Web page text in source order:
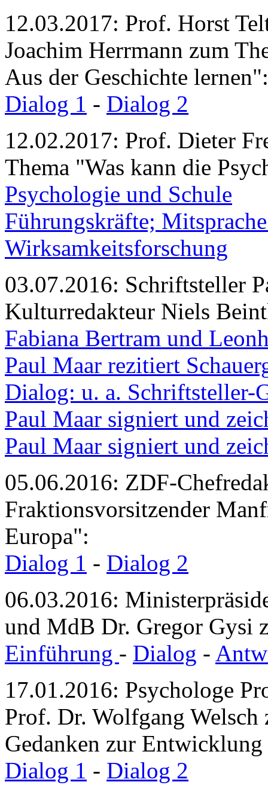
12.03.2017: Prof. Horst
Joachim Herrmann zum
Aus der Geschichte lernen":
Dialog 1 - Dialog 2
12.02.2017: Prof. Dieter
Thema "Was kann die
Psychologie und Schule
Führungskräfte;
Wirksamkeitsforschung
03.07.2016: Schriftsteller
Kulturredakteur Niels
Fabiana Bertram und
Paul Maar rezitiert
Dialog: u. a. Schriftsteller-
Paul Maar signiert und
Paul Maar signiert und
05.06.2016: ZDF-
Fraktionsvorsitzender
Europa":
Dialog 1 - Dialog 2
06.03.2016:
und MdB Dr. Gregor Gysi
Einführung - Dialog -
17.01.2016: Psychologe
Prof. Dr. Wolfgang
Gedanken zur
Dialog 1 - Dialog 2